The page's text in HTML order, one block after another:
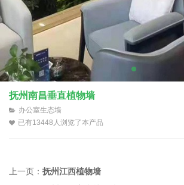
抚州南昌垂直植物墙
办公室生态墙
已有13448人浏览了本产品
上一页： 抚州江西植物墙